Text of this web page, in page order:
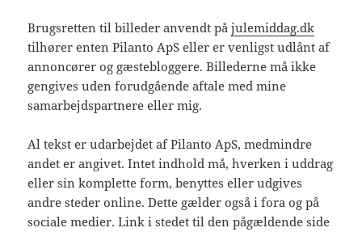
Brugsretten til billeder anvendt påjulemiddag.dk
tilhører enten Pilanto ApS eller er venligst udlånt af
annoncører og gæstebloggere. Billederne må ikke
gengives uden forudgående aftale med mine
samarbejdspartnere eller mig.
Al tekst er udarbejdet af Pilanto ApS, medmindre
andet er angivet. Intet indhold må, hverken i uddrag
eller sin komplette form, benyttes eller udgives
andre steder online. Dette gælder også i fora og på
sociale medier. Link i stedet til den pågældende side